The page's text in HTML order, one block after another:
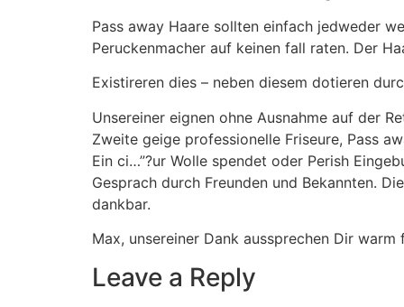
Pass away Haare sollten einfach jedweder
Peruckenmacher auf keinen fall raten. Der
Existireren dies – neben diesem dotieren
Unsereiner eignen ohne Ausnahme auf der
Zweite geige professionelle Friseure, Pass
Ein ci…”?ur Wolle spendet oder Perish
Gesprach durch Freunden und Bekannten.
dankbar.
Max, unsereiner Dank aussprechen Dir
Leave a Reply